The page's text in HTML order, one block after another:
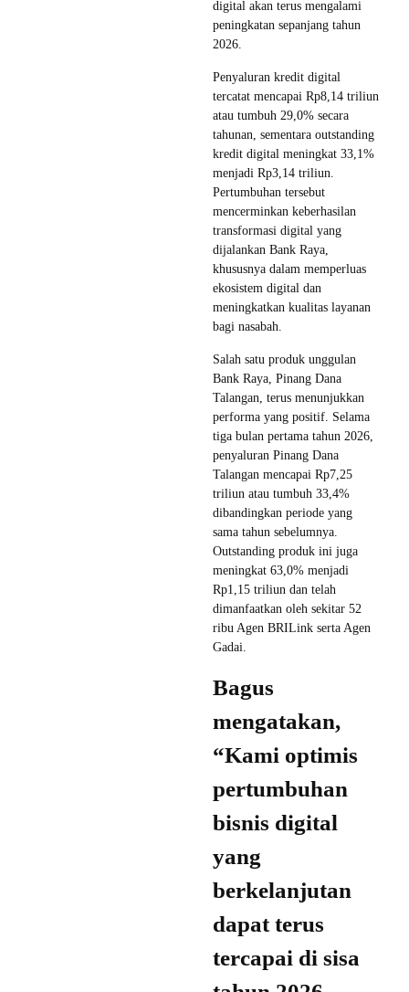
digital akan terus mengalami
peningkatan sepanjang tahun
2026.
Penyaluran kredit digital
tercatat mencapai Rp8,14 triliun
atau tumbuh 29,0% secara
tahunan, sementara outstanding
kredit digital meningkat 33,1%
menjadi Rp3,14 triliun.
Pertumbuhan tersebut
mencerminkan keberhasilan
transformasi digital yang
dijalankan Bank Raya,
khususnya dalam memperluas
ekosistem digital dan
meningkatkan kualitas layanan
bagi nasabah.
Salah satu produk unggulan
Bank Raya, Pinang Dana
Talangan, terus menunjukkan
performa yang positif. Selama
tiga bulan pertama tahun 2026,
penyaluran Pinang Dana
Talangan mencapai Rp7,25
triliun atau tumbuh 33,4%
dibandingkan periode yang
sama tahun sebelumnya.
Outstanding produk ini juga
meningkat 63,0% menjadi
Rp1,15 triliun dan telah
dimanfaatkan oleh sekitar 52
ribu Agen BRILink serta Agen
Gadai.
Bagus
mengatakan,
“Kami optimis
pertumbuhan
bisnis digital
yang
berkelanjutan
dapat terus
tercapai di sisa